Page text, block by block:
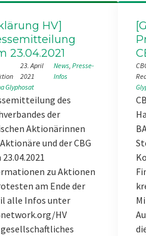
HV]
23.04.2021
23. April
2021
News, Presse-
Infos
Glyphosat
des
der
Aktionärinnen
und der CBG
zu Aktionen
am Ende der
alle Infos unter
HV